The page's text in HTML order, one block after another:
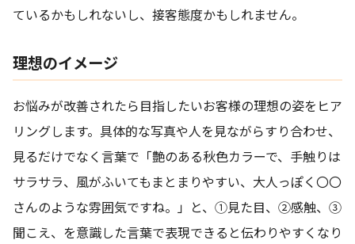
ているかもしれないし、接客態度かもしれません。
理想のイメージ
お悩みが改善されたら目指したいお客様の理想の姿をヒア
リングします。具体的な写真や人を見ながらすり合わせ、
見るだけでなく言葉で「艶のある秋色カラーで、手触りは
サラサラ、風がふいてもまとまりやすい、大人っぽく〇〇
さんのような雰囲気ですね。」と、①見た目、②感触、③
聞こえ、を意識した言葉で表現できると伝わりやすくなり